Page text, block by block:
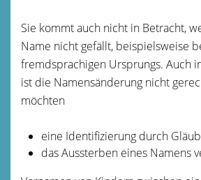
Sie kommt auch nicht in Betracht,
Name nicht gefällt, beispielsweise
fremdsprachigen Ursprungs. Auch
ist die Namensänderung nicht
möchten
eine Identifizierung durch
das Aussterben eines Namens